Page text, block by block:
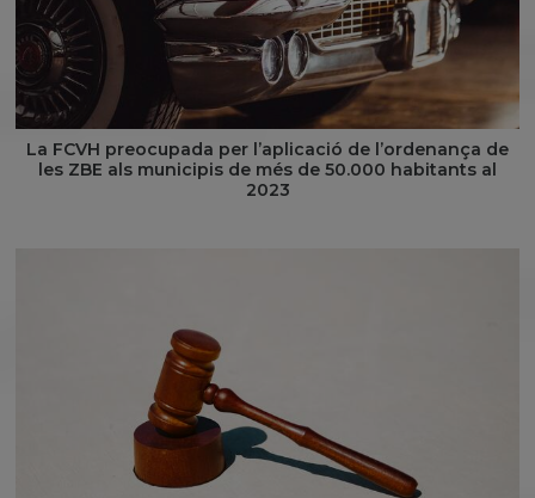
La FCVH preocupada per l’aplicació de l’ordenança de
les ZBE als municipis de més de 50.000 habitants al
2023